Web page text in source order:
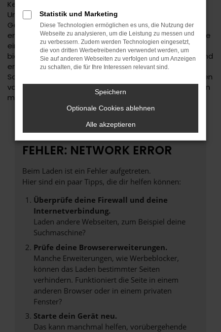
Kennzeichnend für den Kia Niro ist die Ausstattung.
Unabhängig davon, ob Sie sich für einen
Gebrauchtwagen und damit für ein älteres Baujahr
entscheiden oder einen Neuwagen wählen erhalten Sie
ein rundum tadelloses Modell. Wir vom Autohaus Daub
bieten Ihnen den Kia Niro zu einem exzellenten Preis und
ermöglichen zudem immer wieder das Einsteigen in
Sondermodelle. Wenn Sie Ihre Mobilität auf den Straßen
von Balingen und Umgebung auf ein neues Level heben
möchten, ist der Kia Niro bestens geeignet.
FEHLER: NETWORK ERROR
Beim Laden ist ein Fehler aufgetreten.
Hier sind ein paar Tipps, die dir helfen können:
Überprüfe deine Firewall und deine
Internetverbindung.
Laden andere Webseiten, zum Beispiel deine
Suchmaschine?
Prüfe deine Browsererweiterungen.
Manche Erweiterungen, wie Werbeblocker,
können das Laden bestimmter Seiten
verhindern. Funktioniert die Seite in einem
anderen Browser oder in einem privaten
Fenster?
Starte dein Gerät neu.
Das kann manchmal helfen, vorübergehende
Statistik und Marketing
Diese Technologien ermöglichen es uns, die Nutzung der
Webseite zu analysieren, um die Leistung zu messen und
zu verbessern. Zudem werden Technologien eingesetzt,
die von dritten Werbetreibenden verwendet werden, um
Sie auf anderen Webseiten zu verfolgen und um Anzeigen
zu schalten, die für Ihre Interessen relevant sind.
Speichern
Optionale Cookies ablehnen
Alle akzeptieren